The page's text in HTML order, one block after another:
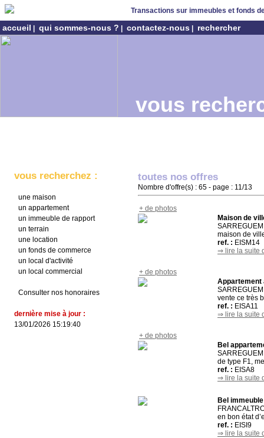
Transactions sur immeubles et fonds
accueil qui sommes-nous ? contactez-nous rechercher
vous
vous recherchez :
une maison
un appartement
un immeuble de rapport
un terrain
une location
un fonds de commerce
un local d'activité
un local commercial
Consulter nos honoraires
dernière mise à jour :
13/01/2026 15:19:40
toutes nos offres
Nombre d'offre(s) : 65 - page : 11/13
+ de photos
Maison de
maison de
ref. : EISM14
⇒ lire la suite
+ de photos
Appartement
vente ce très
ref. : EISA11
⇒ lire la suite
+ de photos
Bel
de type F1,
ref. : EISA8
⇒ lire la suite
Bel
en bon état
ref. : EISI9
⇒ lire la suite